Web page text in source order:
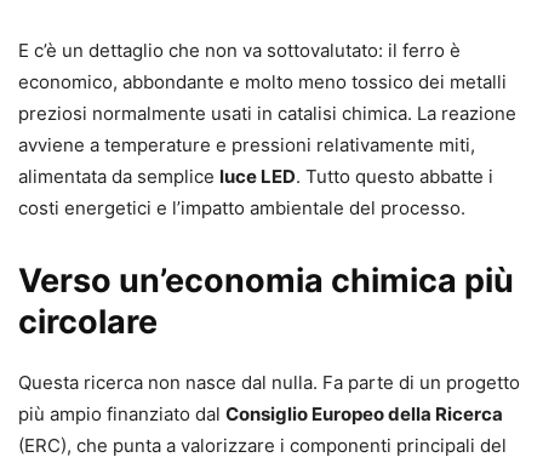
E c’è un dettaglio che non va sottovalutato: il ferro è
economico, abbondante e molto meno tossico dei metalli
preziosi normalmente usati in catalisi chimica. La reazione
avviene a temperature e pressioni relativamente miti,
alimentata da semplice luce LED. Tutto questo abbatte i
costi energetici e l’impatto ambientale del processo.
Verso un’economia chimica più
circolare
Questa ricerca non nasce dal nulla. Fa parte di un progetto
più ampio finanziato dal Consiglio Europeo della Ricerca
(ERC), che punta a valorizzare i componenti principali del